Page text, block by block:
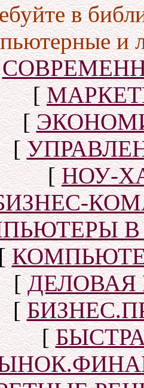
в
и
[
[
[
[НОУ-
В
[
[
[